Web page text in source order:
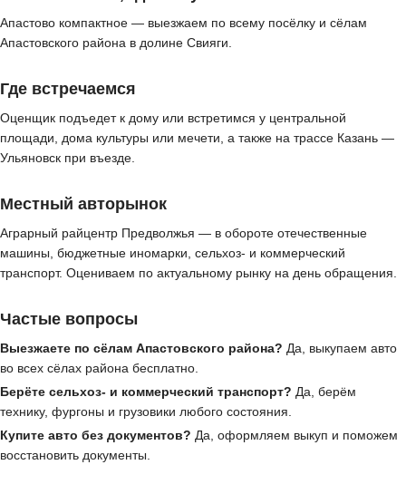
Апастово компактное — выезжаем по всему посёлку и сёлам
Апастовского района в долине Свияги.
Где встречаемся
Оценщик подъедет к дому или встретимся у центральной
площади, дома культуры или мечети, а также на трассе Казань —
Ульяновск при въезде.
Местный авторынок
Аграрный райцентр Предволжья — в обороте отечественные
машины, бюджетные иномарки, сельхоз- и коммерческий
транспорт. Оцениваем по актуальному рынку на день обращения.
Частые вопросы
Выезжаете по сёлам Апастовского района? Да, выкупаем авто
во всех сёлах района бесплатно.
Берёте сельхоз- и коммерческий транспорт? Да, берём
технику, фургоны и грузовики любого состояния.
Купите авто без документов? Да, оформляем выкуп и поможем
восстановить документы.